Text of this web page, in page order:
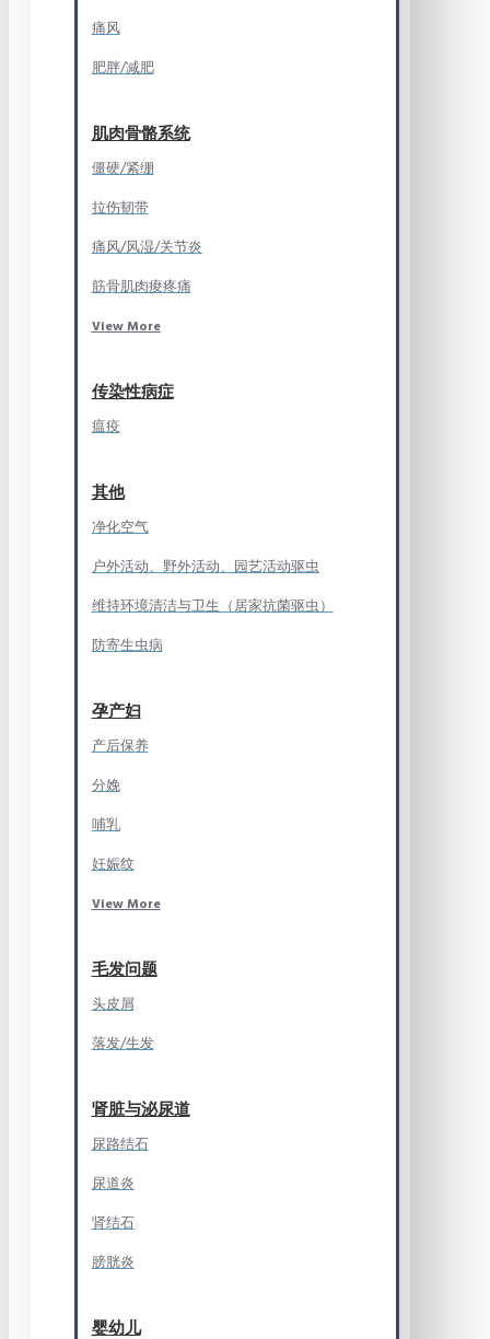
痛风
肥胖/减肥
肌肉骨骼系统
僵硬/紧绷
拉伤韧带
痛风/风湿/关节炎
筋骨肌肉痠疼痛
View More
传染性病症
瘟疫
其他
净化空气
户外活动、野外活动、园艺活动驱虫
维持环境清洁与卫生（居家抗菌驱虫）
防寄生虫病
孕产妇
产后保养
分娩
哺乳
妊娠纹
View More
毛发问题
头皮屑
落发/生发
肾脏与泌尿道
尿路结石
尿道炎
肾结石
膀胱炎
婴幼儿